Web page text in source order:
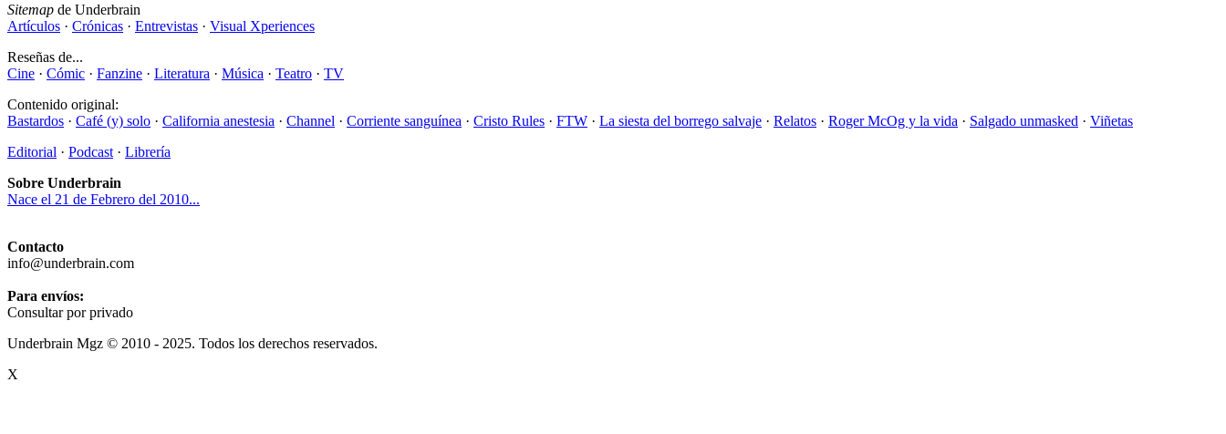
Sitemap de Underbrain
Artículos · Crónicas · Entrevistas · Visual Xperiences
Reseñas de...
Cine · Cómic · Fanzine · Literatura · Música · Teatro · TV
Contenido original:
Bastardos · Café (y) solo · California anestesia · Channel · Corriente sanguínea · Cristo Rules · FTW · La siesta del borrego salvaje · Relatos · Roger McOg y la vida · Salgado unmasked · Viñetas
Editorial · Podcast · Librería
Sobre Underbrain
Nace el 21 de Febrero del 2010...
Contacto
info@underbrain.com
Para envíos:
Consultar por privado
Underbrain Mgz © 2010 - 2025. Todos los derechos reservados.
X